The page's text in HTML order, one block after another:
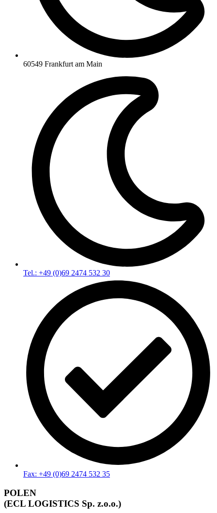
60549 Frankfurt am Main
Tel.: +49 (0)69 2474 532 30
Fax: +49 (0)69 2474 532 35
POLEN
(ECL LOGISTICS Sp. z.o.o.)